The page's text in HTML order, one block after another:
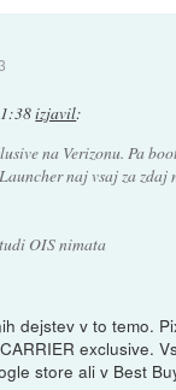
izjavil:
na Verizonu. Pa
naj vsaj za zdaj
OIS nimata
dejstev v to temo.
exclusive.
store ali v Best